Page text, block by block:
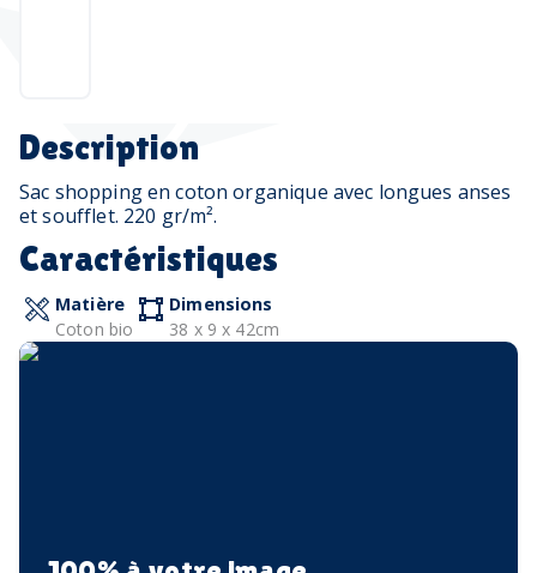
Description
Sac shopping en coton organique avec longues anses
et soufflet. 220 gr/m².
Caractéristiques
Matière
Coton bio
Dimensions
38 x 9 x 42cm